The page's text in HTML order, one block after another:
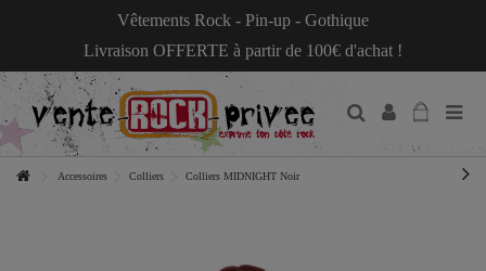
Vêtements Rock - Pin-up - Gothique
Livraison OFFERTE à partir de 100€ d'achat !
Accessoires Colliers Colliers MIDNIGHT Noir